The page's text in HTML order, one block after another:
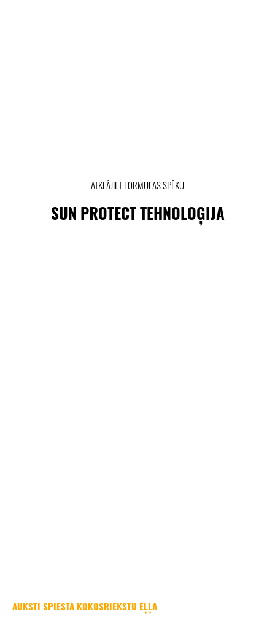
ATKLĀJIET FORMULAS SPĒKU
SUN PROTECT TEHNOLOĢIJA
AUKSTI SPIESTA KOKOSRIEKSTU EĻĻA